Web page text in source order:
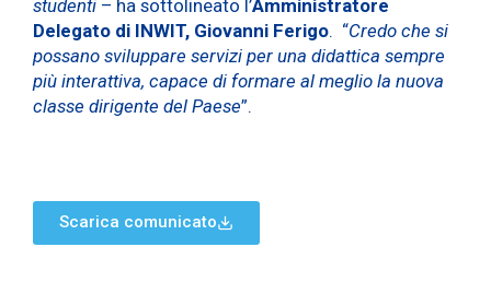
studenti – ha sottolineato l’Amministratore
Delegato di INWIT, Giovanni Ferigo. “Credo che si
possano sviluppare servizi per una didattica sempre
più interattiva, capace di formare al meglio la nuova
classe dirigente del Paese”.
Scarica comunicato